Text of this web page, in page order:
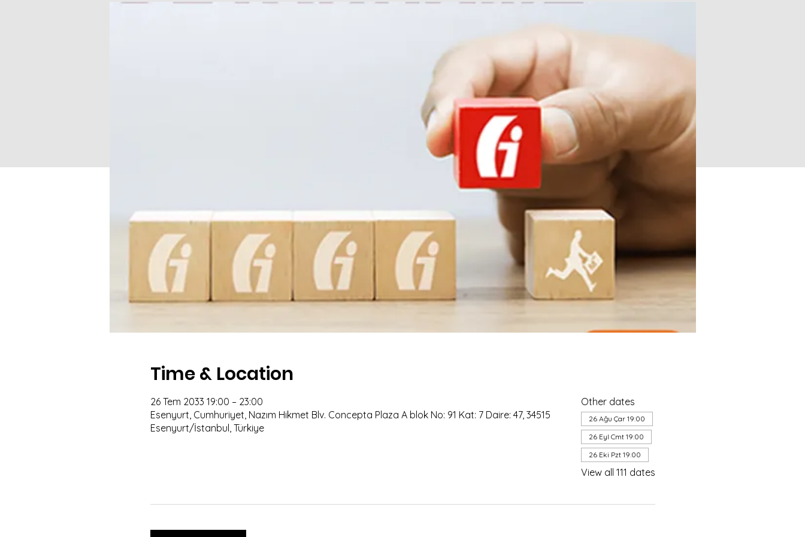
Time & Location
26 Tem 2033 19:00 – 23:00
Esenyurt, Cumhuriyet, Nazım Hikmet Blv. Concepta Plaza A blok No: 91 Kat: 7 Daire: 47, 34515
Esenyurt/İstanbul, Türkiye
Other dates
26 Ağu Çar 19:00
26 Eyl Cmt 19:00
26 Eki Pzt 19:00
View all 111 dates